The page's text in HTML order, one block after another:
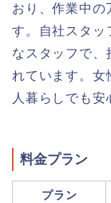
おり、作業中の
す。自社スタッ
なスタッフで、
れています。女
人暮らしでも安
料金プラン
プラン